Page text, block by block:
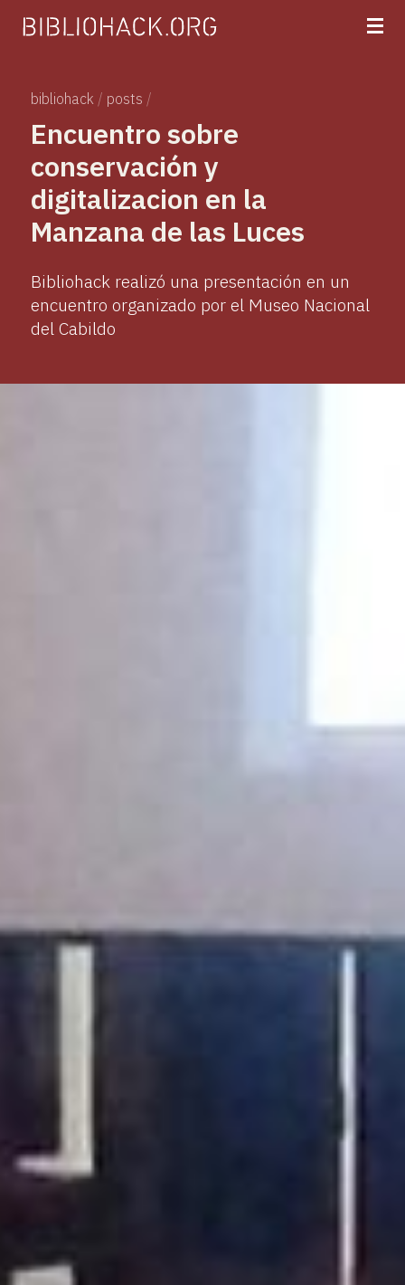
bibliohack / posts /
Encuentro sobre
conservación y
digitalizacion en la
Manzana de las Luces
Bibliohack realizó una presentación en un
encuentro organizado por el Museo Nacional
del Cabildo